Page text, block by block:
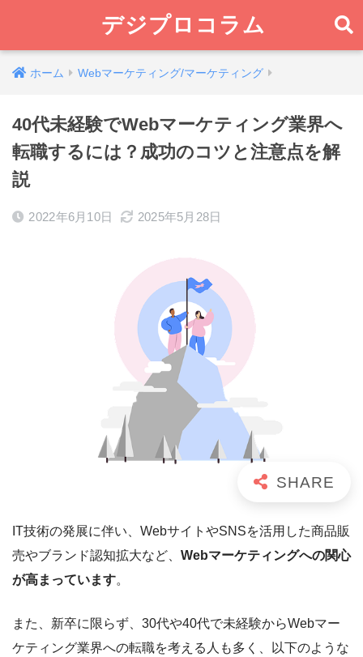
デジプロコラム
ホーム Webマーケティング/マーケティング
40代未経験でWebマーケティング業界へ
転職するには？成功のコツと注意点を解
説
2022年6月10日 2025年5月28日
IT技術の発展に伴い、WebサイトやSNSを活用した商品販
売やブランド認知拡大など、 Webマーケティングへの関心
が高まっています。
また、新卒に限らず、30代や40代で未経験からWebマー
ケティング業界への転職を考える人も多く、以下のような